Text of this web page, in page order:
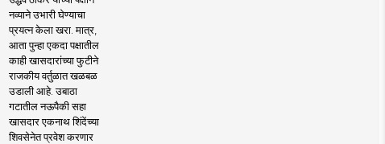
नव्याने उभारी घेण्याचा
प्रयत्न केला खरा. मात्र,
आता पुन्हा एकदा पक्षातील
काही खासदारांच्या फुटीने
राजकीय वर्तुळात खळबळ
उडाली आहे. उबाठा
गटातील नऊपैकी सहा
खासदार एकनाथ शिंदेंच्या
शिवसेनेत प्रवेश करणार